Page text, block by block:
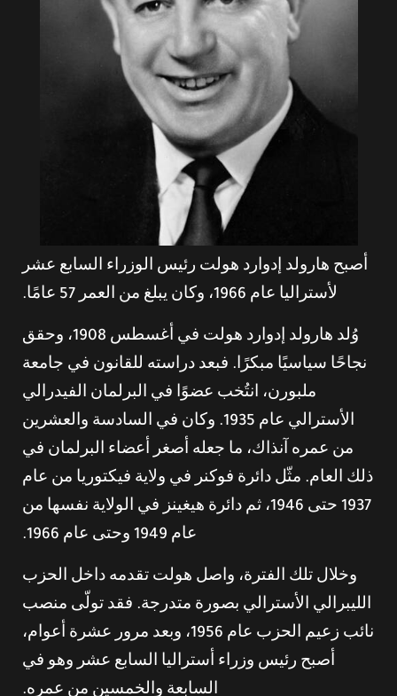
أصبح هارولد إدوارد هولت رئيس الوزراء السابع عشر
لأستراليا عام 1966، وكان يبلغ من العمر 57 عامًا.
وُلد هارولد إدوارد هولت في أغسطس 1908، وحقق
نجاحًا سياسيًا مبكرًا. فبعد دراسته للقانون في جامعة
ملبورن، انتُخب عضوًا في البرلمان الفيدرالي
الأسترالي عام 1935. وكان في السادسة والعشرين
من عمره آنذاك، ما جعله أصغر أعضاء البرلمان في
ذلك العام. مثّل دائرة فوكنر في ولاية فيكتوريا من عام
1937 حتى 1946، ثم دائرة هيغينز في الولاية نفسها من
عام 1949 وحتى عام 1966.
وخلال تلك الفترة، واصل هولت تقدمه داخل الحزب
الليبرالي الأسترالي بصورة متدرجة. فقد تولّى منصب
نائب زعيم الحزب عام 1956، وبعد مرور عشرة أعوام،
أصبح رئيس وزراء أستراليا السابع عشر وهو في
السابعة والخمسين من عمره.